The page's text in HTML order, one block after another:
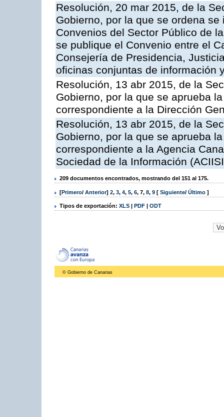
Resolución, 20 mar 2015, de la
Gobierno, por la que se ordena
Convenios del Sector Público de
se publique el Convenio entre el
Consejería de Presidencia,
oficinas conjuntas de información
Resolución, 13 abr 2015, de la
Gobierno, por la que se aprueba
correspondiente a la Dirección
Resolución, 13 abr 2015, de la
Gobierno, por la que se aprueba
correspondiente a la Agencia
Sociedad de la Información
209 documentos encontrados, mostrando del 151 al 175.
[Primero/ Anterior] 2, 3, 4, 5, 6, 7, 8, 9 [ Siguiente/ Último ]
Tipos de exportación: XLS | PDF | ODT
© Gobierno de Canarias